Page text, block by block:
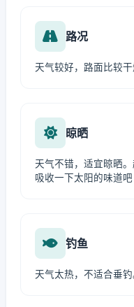
路况
天气较好，路面比较干
晾晒
天气不错，适宜晾晒
吸收一下太阳的味道吧
钓鱼
天气太热，不适合垂钓